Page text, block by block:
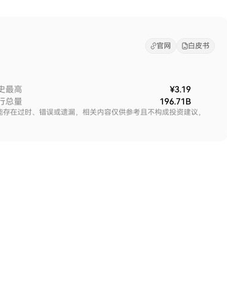
官网 白皮书
最高
¥3.19
总量
196.71B
在过时、错误或遗漏，相关内容仅供参考且不构成投资建议，